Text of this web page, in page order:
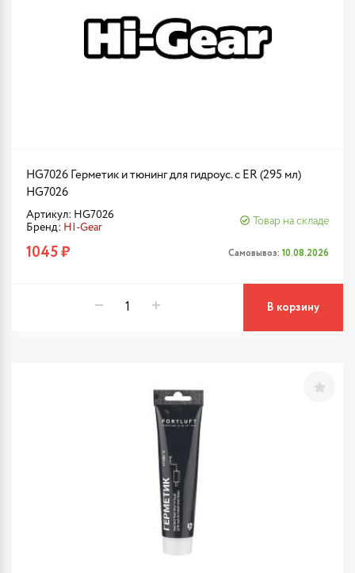
HG7026 Герметик и тюнинг для гидроус. с ER (295 мл)
HG7026
Артикул: HG7026
Бренд: HI-Gear
Товар на складе
1045 ₽ Самовывоз: 10.08.2026
В корзину